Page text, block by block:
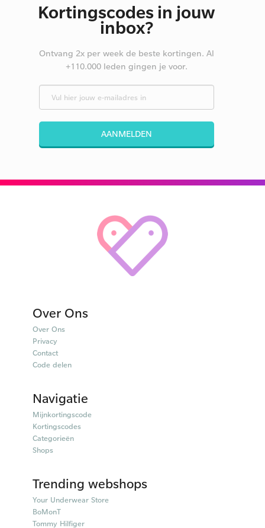
Kortingscodes in jouw
inbox?
Ontvang 2x per week de beste kortingen. Al
+110.000 leden gingen je voor.
AANMELDEN
Over Ons
Over Ons
Privacy
Contact
Code delen
Navigatie
Mijnkortingscode
Kortingscodes
Categorieën
Shops
Trending webshops
Your Underwear Store
BoMonT
Tommy Hilfiger